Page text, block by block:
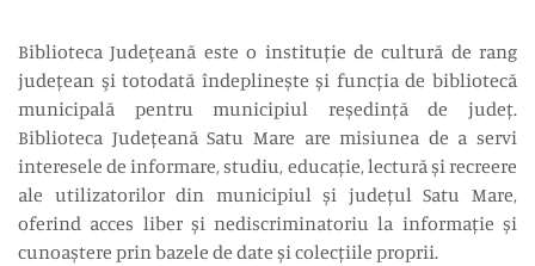
Biblioteca Judeţeană este o instituție de cultură de rang
județean şi totodată îndeplinește și funcția de bibliotecă
municipală pentru municipiul reședință de județ.
Biblioteca Județeană Satu Mare are misiunea de a servi
interesele de informare, studiu, educație, lectură și recreere
ale utilizatorilor din municipiul și județul Satu Mare,
oferind acces liber și nediscriminatoriu la informație și
cunoaștere prin bazele de date și colecțiile proprii.